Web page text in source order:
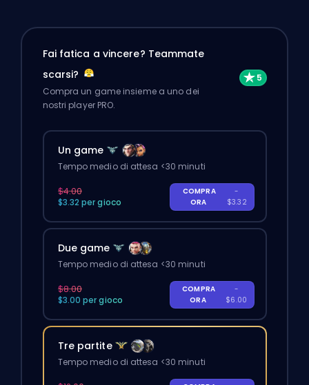
Fai fatica a vincere? Teammate
scarsi?
Compra un game insieme a uno dei
nostri player PRO.
Un game
Tempo medio di attesa <30 minuti
$4.00
$3.32 per gioco
COMPRA
ORA
-
$3.32
Due game
Tempo medio di attesa <30 minuti
$8.00
$3.00 per gioco
COMPRA
ORA
-
$6.00
Tre partite
Tempo medio di attesa <30 minuti